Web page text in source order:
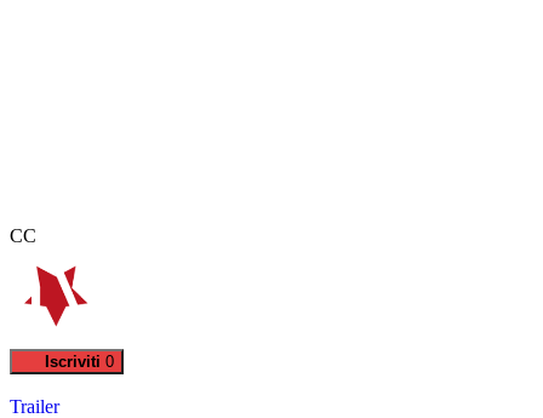
CC
Iscriviti 0
Trailer